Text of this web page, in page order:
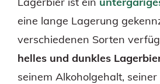
eine lange Lagerung
verschiedenen Sorten
helles und dunkles
seinem Alkoholgehalt,